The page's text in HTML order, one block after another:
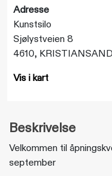
Adresse
Kunstsilo
Sjølystveien 8
4610,
Vis i kart
Beskrivelse
Velkommen til
september